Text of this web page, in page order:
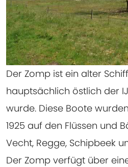
Der Zomp ist ein alter
hauptsächlich östlich der
wurde. Diese Boote
1925 auf den Flüssen und
Vecht, Regge, Schipbeek
Der Zomp verfügt über